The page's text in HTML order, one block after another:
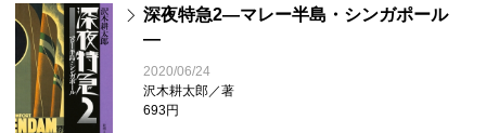
深夜特急2―マレー半島・シンガポール
―
2020/06/24
沢木耕太郎／著
693円